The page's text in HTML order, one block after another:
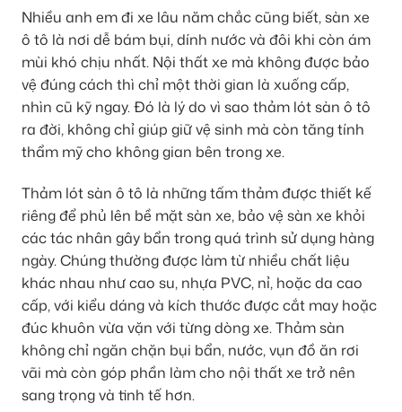
Nhiều anh em đi xe lâu năm chắc cũng biết, sàn xe
ô tô là nơi dễ bám bụi, dính nước và đôi khi còn ám
mùi khó chịu nhất. Nội thất xe mà không được bảo
vệ đúng cách thì chỉ một thời gian là xuống cấp,
nhìn cũ kỹ ngay. Đó là lý do vì sao thảm lót sàn ô tô
ra đời, không chỉ giúp giữ vệ sinh mà còn tăng tính
thẩm mỹ cho không gian bên trong xe.
Thảm lót sàn ô tô là những tấm thảm được thiết kế
riêng để phủ lên bề mặt sàn xe, bảo vệ sàn xe khỏi
các tác nhân gây bẩn trong quá trình sử dụng hàng
ngày. Chúng thường được làm từ nhiều chất liệu
khác nhau như cao su, nhựa PVC, nỉ, hoặc da cao
cấp, với kiểu dáng và kích thước được cắt may hoặc
đúc khuôn vừa vặn với từng dòng xe. Thảm sàn
không chỉ ngăn chặn bụi bẩn, nước, vụn đồ ăn rơi
vãi mà còn góp phần làm cho nội thất xe trở nên
sang trọng và tinh tế hơn.